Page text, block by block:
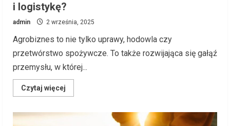
i logistykę?
admin 2 września, 2025
Agrobiznes to nie tylko uprawy, hodowla czy
przetwórstwo spożywcze. To także rozwijająca się gałąź
przemysłu, w której...
Czytaj więcej
more
tekstylne